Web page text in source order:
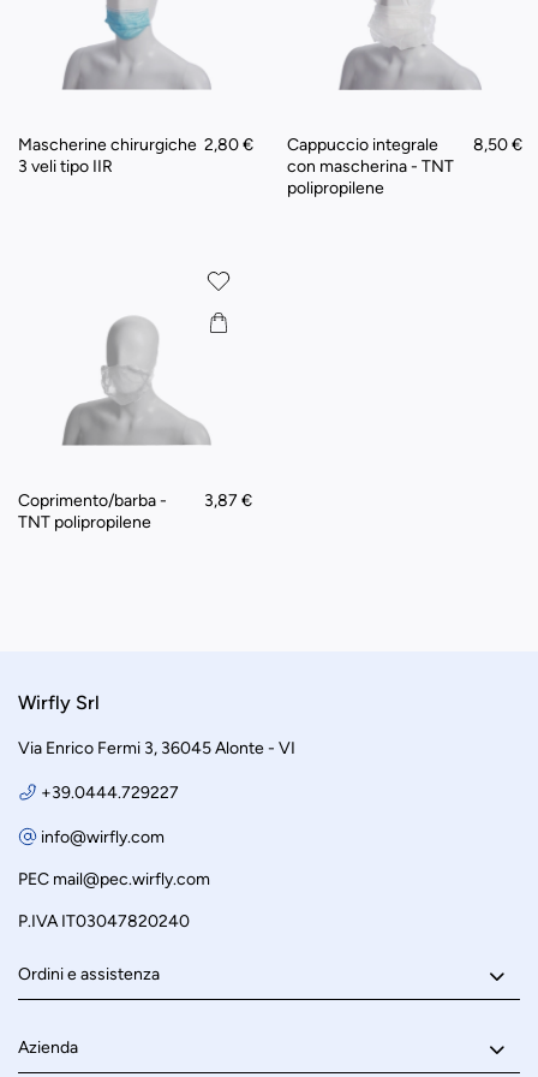
Mascherine chirurgiche
3 veli tipo IIR
2,80 €
Cappuccio integrale
con mascherina - TNT
polipropilene
8,50 €
Coprimento/barba -
TNT polipropilene
3,87 €
Wirfly Srl
Via Enrico Fermi 3, 36045 Alonte - VI
+39.0444.729227
info@wirfly.com
PEC mail@pec.wirfly.com
P.IVA IT03047820240
Ordini e assistenza
Azienda